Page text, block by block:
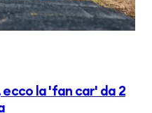
ecco la 'fan car' da 2